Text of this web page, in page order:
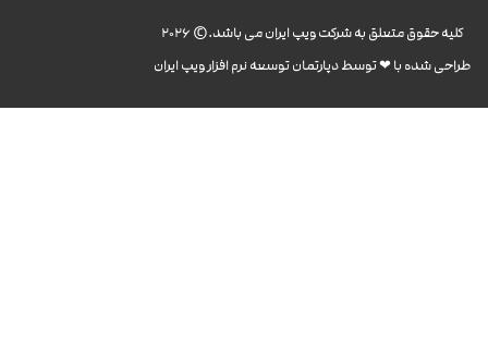
کليه حقوق متعلق به شرکت ویپ ایران می باشد.© 2026
طراحی شده با ❤︎ توسط دپارتمان توسعه نرم افزار ویپ ایران